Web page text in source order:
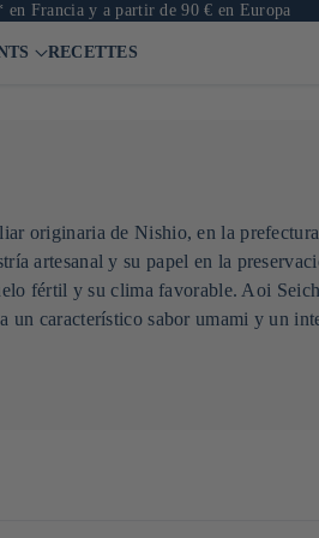
y a partir de 90 € en Europa
RECETTES
originaria de Nishio, en la
artesanal y su papel en la
fértil y su clima favorable. Aoi
característico sabor umami y un
colaborando con
la cultura japonesa del té, que